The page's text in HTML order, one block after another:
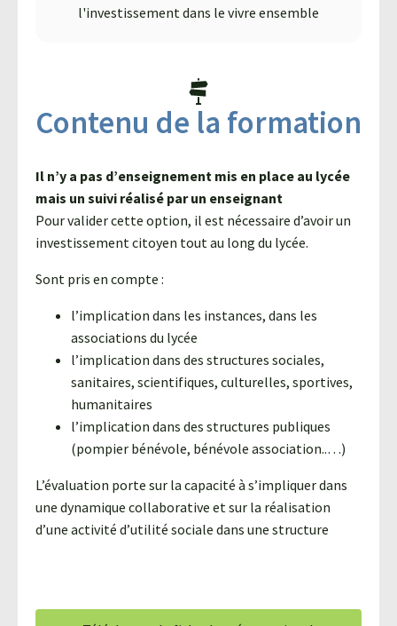
l'investissement dans le vivre ensemble
Contenu de la formation
Il n’y a pas d’enseignement mis en place au lycée
mais un suivi réalisé par un enseignant
Pour valider cette option, il est nécessaire d’avoir un
investissement citoyen tout au long du lycée.
Sont pris en compte :
l’implication dans les instances, dans les
associations du lycée
l’implication dans des structures sociales,
sanitaires, scientifiques, culturelles, sportives,
humanitaires
l’implication dans des structures publiques
(pompier bénévole, bénévole association..…)
L’évaluation porte sur la capacité à s’impliquer dans
une dynamique collaborative et sur la réalisation
d’une activité d’utilité sociale dans une structure